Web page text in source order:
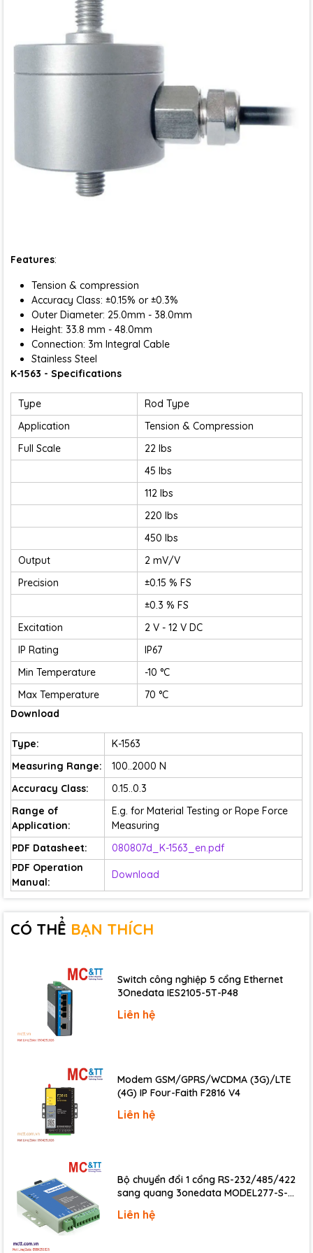
Features:
Tension & compression
Accuracy Class: ±0.15% or ±0.3%
Outer Diameter: 25.0mm - 38.0mm
Height: 33.8 mm - 48.0mm
Connection: 3m Integral Cable
Stainless Steel
K-1563 - Specifications
Type
Rod Type
Application
Tension & Compression
Full Scale
22 lbs
45 lbs
112 lbs
220 lbs
450 lbs
Output
2 mV/V
Precision
±0.15 % FS
±0.3 % FS
Excitation
2 V - 12 V DC
IP Rating
IP67
Min Temperature
-10 °C
Max Temperature
70 °C
Download
Type:
K-1563
Measuring Range:
100..2000 N
Accuracy Class:
0.15..0.3
Range of
Application:
E.g. for Material Testing or Rope Force
Measuring
PDF Datasheet:
080807d_K-1563_en.pdf
PDF Operation
Manual:
Download
CÓ THỂ BẠN THÍCH
Switch công nghiệp 5 cổng Ethernet
3Onedata IES2105-5T-P48
Liên hệ
Modem GSM/GPRS/WCDMA (3G)/LTE
(4G) IP Four-Faith F2816 V4
Liên hệ
Bộ chuyển đổi 1 cổng RS-232/485/422
sang quang 3onedata MODEL277-S-
20KM)
Liên hệ